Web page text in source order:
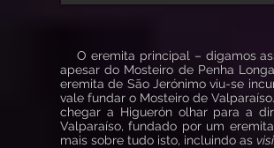
O eremita principal – digamos
apesar do Mosteiro de Penha
eremita de São Jerónimo viu-se
vale fundar o Mosteiro de
chegar a Higuerón olhar para a
Valparaíso, fundado por um
mais sobre tudo isto, incluindo as